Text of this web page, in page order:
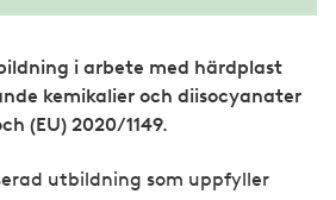
i arbete med härdplast
kemikalier och diisocyanater
(EU) 2020/1149.
utbildning som uppfyller